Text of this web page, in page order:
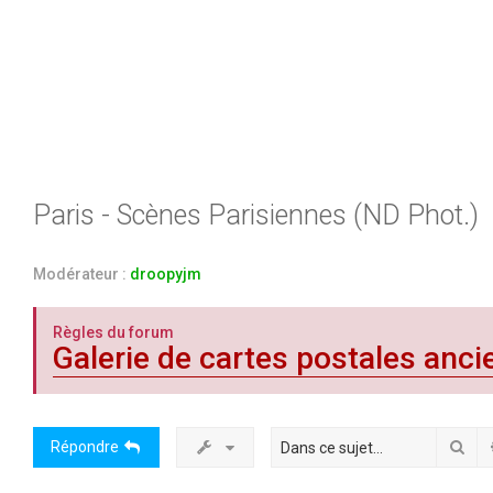
Paris - Scènes Parisiennes (ND Phot.)
Modérateur : droopyjm
Règles du forum
Galerie de cartes postales
Répondre